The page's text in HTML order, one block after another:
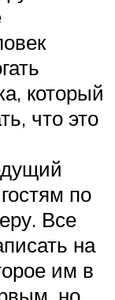
который
что это
по
Все
на
им в